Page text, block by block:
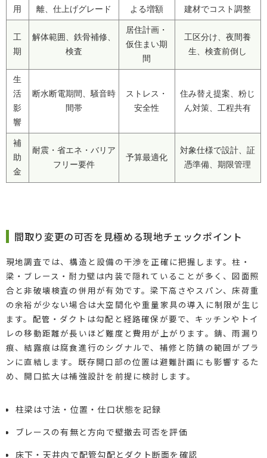
用
離、仕上げグレード
よる増額
建材でコスト調整
工
期
解体範囲、鉄骨補修、
検査
居住計画・
仮住まい期
間
工区分け、夜間養
生、検査前倒し
生
活
影
響
断水断電期間、騒音時
間帯
ストレス・
安全性
住み替え提案、粉じ
ん対策、工程共有
補
助
金
耐震・省エネ・バリア
フリー要件
予算最適化
対象仕様で設計、証
憑準備、期限管理
間取り変更の可否を見極める現地チェックポイント
現地調査では、構造と設備の干渉を正確に把握します。柱・
梁・ブレース・耐力壁は内装で隠れていることが多く、図面照
合と非破壊検査の併用が有効です。梁下高さやスパン、床荷重
の余裕が少ない場合は大空間化や重量家具の導入に制限が生じ
ます。配管・ダクトは勾配と経路確保が要で、キッチンやトイ
レの移動距離が長いほど難度と費用が上がります。錆、雨漏り
痕、結露痕は腐食進行のシグナルで、補修と防錆の範囲がプラ
ンに直結します。既存開口部の位置は避難計画にも影響するた
め、開口拡大は補強設計を前提に検討します。
柱梁は寸法・位置・仕口状態を記録
ブレースの有無と方向で壁撤去可否を評価
床下・天井内で配管勾配とダクト断面を確認